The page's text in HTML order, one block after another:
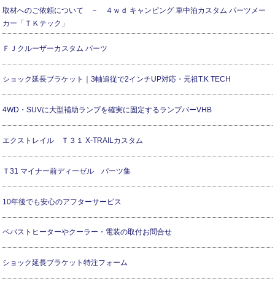
取材へのご依頼について － ４ｗｄ キャンピング 車中泊カスタム パーツメー
カー「ＴＫテック」
ＦＪクルーザーカスタム パーツ
ショック延長ブラケット｜3軸追従で2インチUP対応・元祖T.K TECH
4WD・SUVに大型補助ランプを確実に固定するランプバーVHB
エクストレイル Ｔ３１ X-TRAILカスタム
Ｔ31 マイナー前ディーゼル パーツ集
10年後でも安心のアフターサービス
ベバストヒーターやクーラー・電装の取付お問合せ
ショック延長ブラケット特注フォーム